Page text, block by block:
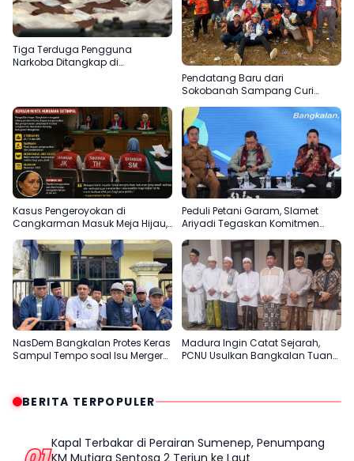
Tiga Terduga Pengguna
Narkoba Ditangkap di
Pendatang Baru dari
Sokobanah Sampang Curi
Bangkalan, Super Marcoet Juara
1 Galatama
Kasus Pengeroyokan di
Cangkarman Masuk Meja Hijau,
Setimpal
Peduli Petani Garam, Slamet
Ariyadi Tegaskan Komitmen
Masyarakat Madura
NasDem Bangkalan Protes Keras
Sampul Tempo soal Isu Merger
Madura Ingin Catat Sejarah,
PCNU Usulkan Bangkalan Tuan
BERITA TERPOPULER
Kapal Terbakar di Perairan Sumenep, Penumpang